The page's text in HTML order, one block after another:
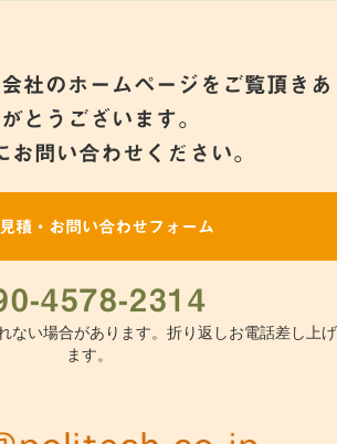
社のホームページをご覧頂きあ
がとうございます。
お問い合わせください。
積・お問い合わせフォーム
4578-2314
ない場合があります。折り返しお電話差し上げ
ます。